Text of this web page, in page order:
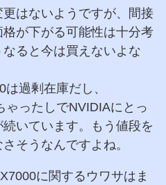
はないようですが、間接
が下がる可能性は十分考
ると今は買えないよな
過剰在庫だし、
ゃったしでNVIDIAにとっ
いています。もう値段を
そうなんですよね。
に関するウワサはま